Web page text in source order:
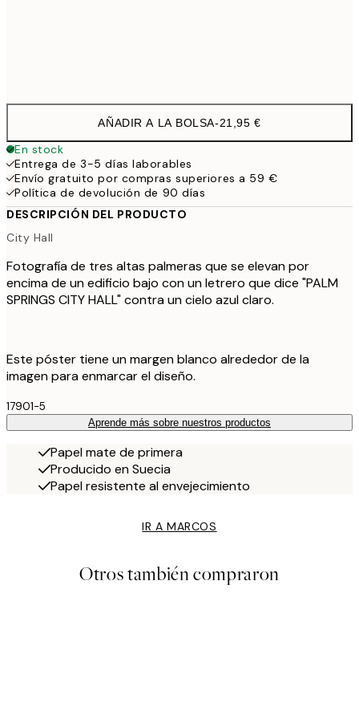
AÑADIR A LA BOLSA-21,95 €
En stock
Entrega de 3-5 días laborables
Envío gratuito por compras superiores a 59 €
Política de devolución de 90 días
DESCRIPCIÓN DEL PRODUCTO
City Hall
Fotografía de tres altas palmeras que se elevan por
encima de un edificio bajo con un letrero que dice "PALM
SPRINGS CITY HALL" contra un cielo azul claro.
Este póster tiene un margen blanco alrededor de la
imagen para enmarcar el diseño.
17901-5
Aprende más sobre nuestros productos
Papel mate de primera
Producido en Suecia
Papel resistente al envejecimiento
IR A MARCOS
Otros también compraron